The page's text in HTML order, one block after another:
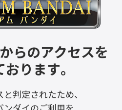
らのアクセスを
ります。
判定されたため、